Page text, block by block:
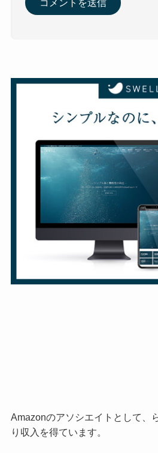
Amazonのアソシエイトとして、
り収入を得ています。